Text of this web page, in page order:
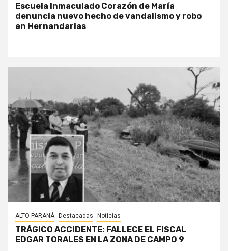
Escuela Inmaculado Corazón de María
denuncia nuevo hecho de vandalismo y robo
en Hernandarias
ALTO PARANÁ Destacadas Noticias
TRÁGICO ACCIDENTE: FALLECE EL FISCAL
EDGAR TORALES EN LA ZONA DE CAMPO 9